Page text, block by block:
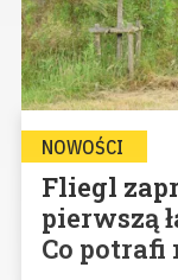
NOWOŚCI
Fliegl
pierwszą
Co potrafi